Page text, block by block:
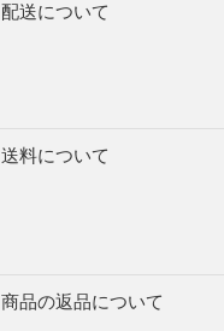
配送について
送料について
商品の返品について